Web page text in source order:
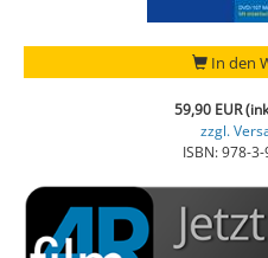
In den
59,90 EUR
zzgl.
ISBN: 978-